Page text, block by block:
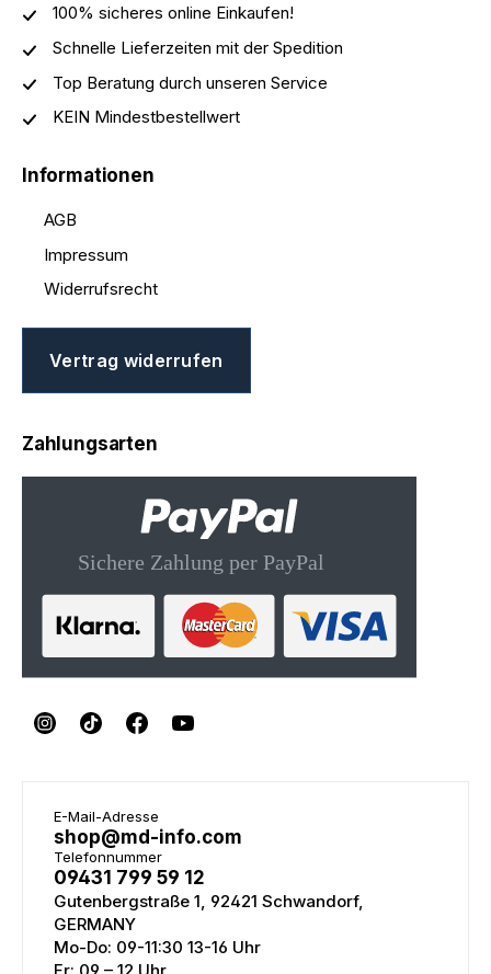
100% sicheres online Einkaufen!
Schnelle Lieferzeiten mit der Spedition
Top Beratung durch unseren Service
KEIN Mindestbestellwert
Informationen
AGB
Impressum
Widerrufsrecht
Vertrag widerrufen
Zahlungsarten
E-Mail-Adresse
shop@md-info.com
Telefonnummer
09431 799 59 12
Gutenbergstraße 1, 92421 Schwandorf,
GERMANY
Mo-Do: 09-11:30 13-16 Uhr